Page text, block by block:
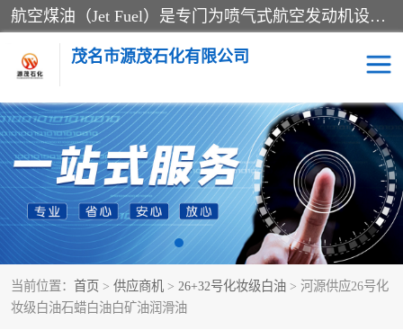
航空煤油（Jet Fuel）是专门为喷气式航空发动机设计的高纯度燃料，主要分为Jet A、Jet A-1和Jet B等类型。其特点是闪点高、低温流动性好，并添加了抗静电剂和抗氧化剂以确保飞行安全。航空煤油需
茂名市源茂石化有限公司
当前位置： 首页 > 供应商机 > 26+32号化妆级白油 > 河源供应26号化
妆级白油石蜡白油白矿油润滑油
RP3航空煤油 D20+D30溶剂油
D40+D60溶剂油 D80+D100溶剂油
6号+120号溶剂油 260号溶剂油
异构烷烃 天然乳胶